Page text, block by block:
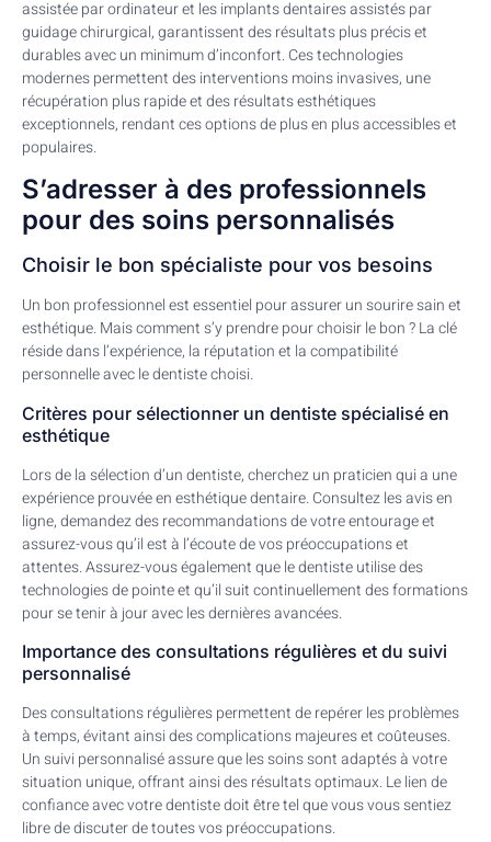
assistée par ordinateur et les implants dentaires assistés par
guidage chirurgical, garantissent des résultats plus précis et
durables avec un minimum d’inconfort. Ces technologies
modernes permettent des interventions moins invasives, une
récupération plus rapide et des résultats esthétiques
exceptionnels, rendant ces options de plus en plus accessibles et
populaires.
S’adresser à des professionnels
pour des soins personnalisés
Choisir le bon spécialiste pour vos besoins
Un bon professionnel est essentiel pour assurer un sourire sain et
esthétique. Mais comment s’y prendre pour choisir le bon ? La clé
réside dans l’expérience, la réputation et la compatibilité
personnelle avec le dentiste choisi.
Critères pour sélectionner un dentiste spécialisé en
esthétique
Lors de la sélection d’un dentiste, cherchez un praticien qui a une
expérience prouvée en esthétique dentaire. Consultez les avis en
ligne, demandez des recommandations de votre entourage et
assurez-vous qu’il est à l’écoute de vos préoccupations et
attentes. Assurez-vous également que le dentiste utilise des
technologies de pointe et qu’il suit continuellement des formations
pour se tenir à jour avec les dernières avancées.
Importance des consultations régulières et du suivi
personnalisé
Des consultations régulières permettent de repérer les problèmes
à temps, évitant ainsi des complications majeures et coûteuses.
Un suivi personnalisé assure que les soins sont adaptés à votre
situation unique, offrant ainsi des résultats optimaux. Le lien de
confiance avec votre dentiste doit être tel que vous vous sentiez
libre de discuter de toutes vos préoccupations.